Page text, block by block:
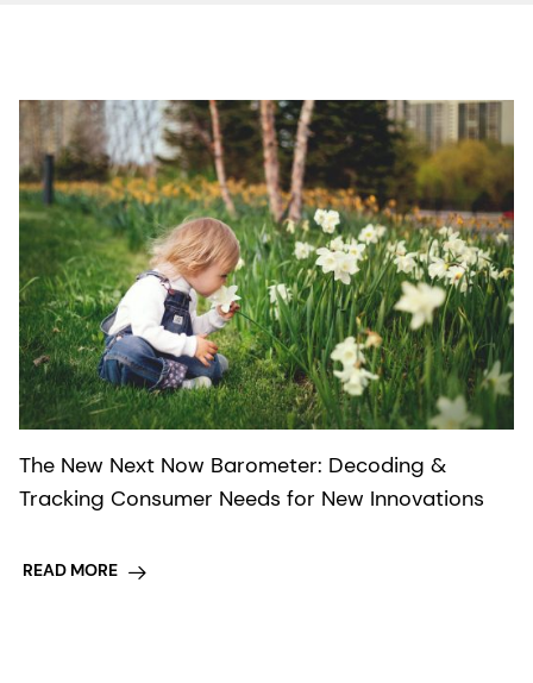
The New Next Now Barometer: Decoding &
Tracking Consumer Needs for New Innovations
READ MORE